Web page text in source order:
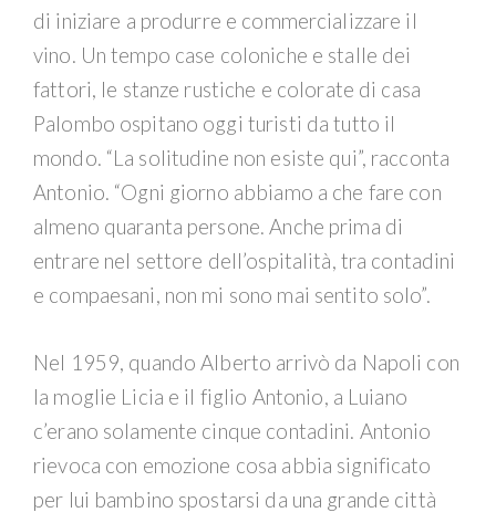
di iniziare a produrre e commercializzare il
vino. Un tempo case coloniche e stalle dei
fattori, le stanze rustiche e colorate di casa
Palombo ospitano oggi turisti da tutto il
mondo. “La solitudine non esiste qui”, racconta
Antonio. “Ogni giorno abbiamo a che fare con
almeno quaranta persone. Anche prima di
entrare nel settore dell’ospitalità, tra contadini
e compaesani, non mi sono mai sentito solo”.
Nel 1959, quando Alberto arrivò da Napoli con
la moglie Licia e il figlio Antonio, a Luiano
c’erano solamente cinque contadini. Antonio
rievoca con emozione cosa abbia significato
per lui bambino spostarsi da una grande città